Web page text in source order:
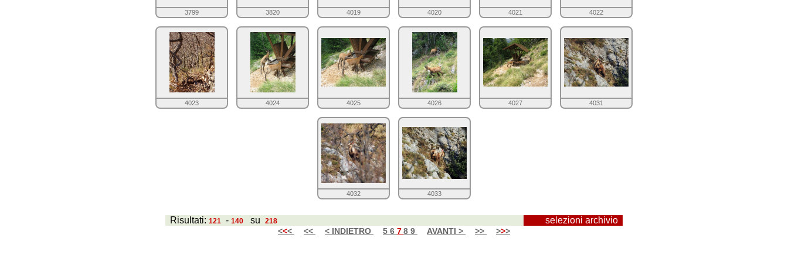
3799 3820 4019 4020 4021 4022
4023 4024 4025 4026 4027 4031
4032 4033
Risultati: 121 - 140 su 218 selezioni archivio
<<< << < INDIETRO 5 6 78 9 AVANTI > >> >>>